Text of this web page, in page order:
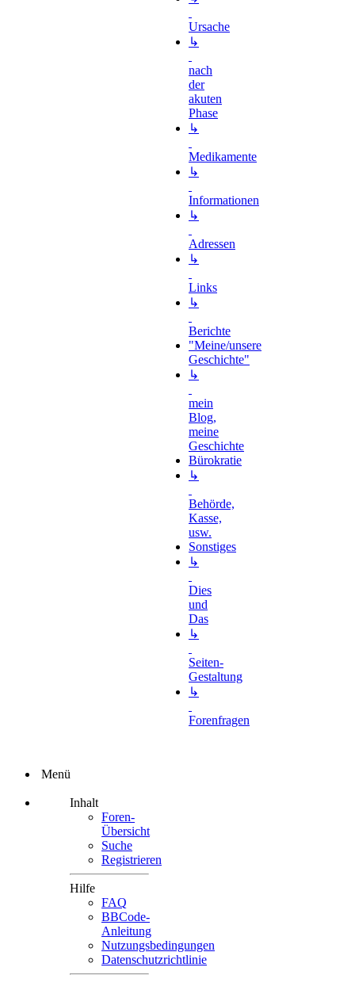
Ursache
↳
nach
der
akuten
Phase
↳
Medikamente
↳
Informationen
↳
Adressen
↳
Links
↳
Berichte
"Meine/unsere
Geschichte"
↳
mein
Blog,
meine
Geschichte
Bürokratie
↳
Behörde,
Kasse,
usw.
Sonstiges
↳
Dies
und
Das
↳
Seiten-
Gestaltung
↳
Forenfragen
Menü
Inhalt
Foren-
Übersicht
Suche
Registrieren
Hilfe
FAQ
BBCode-
Anleitung
Nutzungsbedingungen
Datenschutzrichtlinie